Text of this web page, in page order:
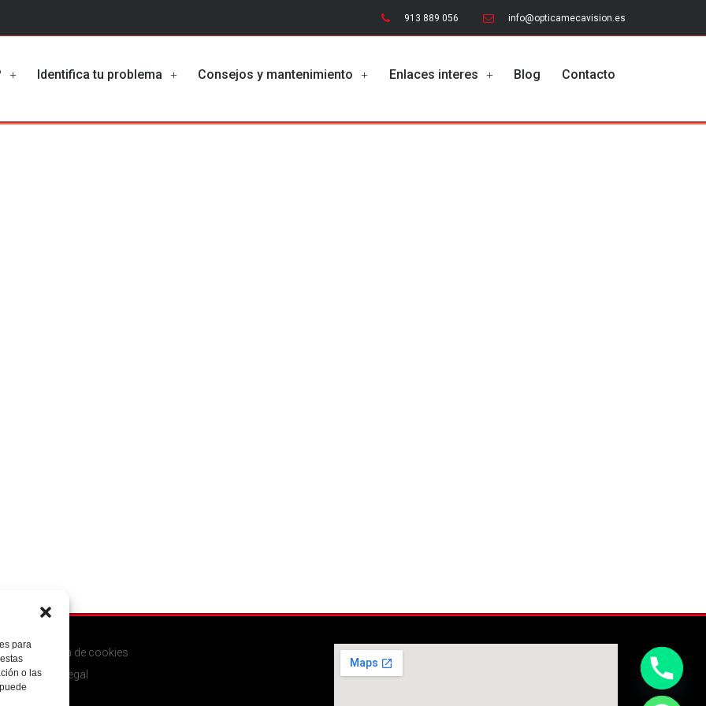
para
o las
913 889 056 info@opticamecavision.es
Identifica tu problema Consejos y mantenimiento Enlaces interes Blog Contacto
Política de cookies
Aviso legal